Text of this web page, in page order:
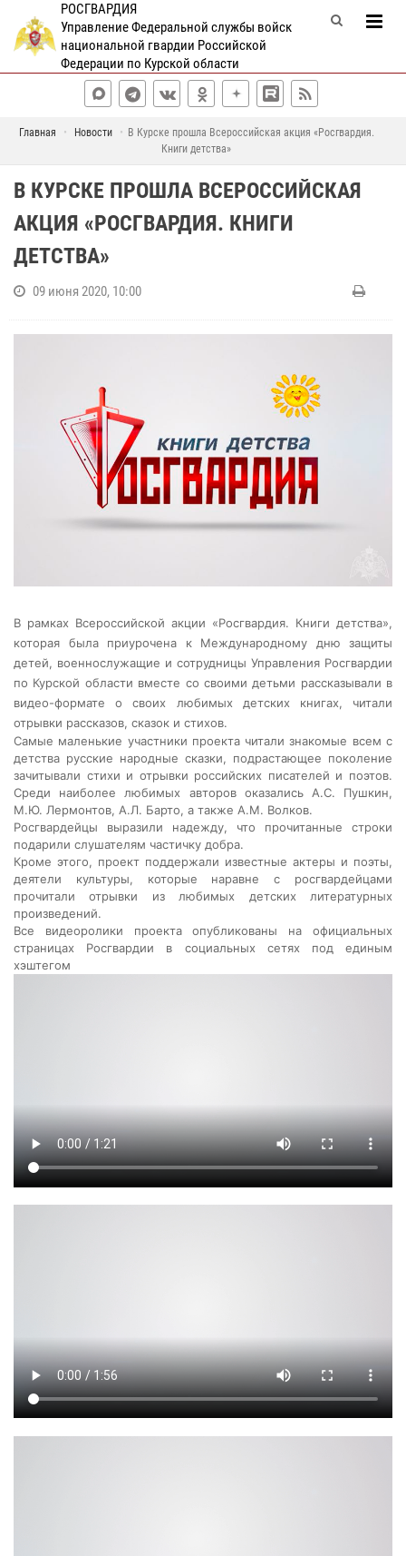
РОСГВАРДИЯ
Управление Федеральной службы войск
национальной гвардии Российской
Федерации по Курской области
Главная Новости
В Курске прошла Всероссийская акция «Росгвардия.
Книги детства»
В КУРСКЕ ПРОШЛА ВСЕРОССИЙСКАЯ
АКЦИЯ «РОСГВАРДИЯ. КНИГИ
ДЕТСТВА»
09 июня 2020, 10:00
В рамках Всероссийской акции «Росгвардия. Книги детства»,
которая была приурочена к Международному дню защиты
детей, военнослужащие и сотрудницы Управления Росгвардии
по Курской области вместе со своими детьми рассказывали в
видео-формате о своих любимых детских книгах, читали
отрывки рассказов, сказок и стихов.
Самые маленькие участники проекта читали знакомые всем с
детства русские народные сказки, подрастающее поколение
зачитывали стихи и отрывки российских писателей и поэтов.
Среди наиболее любимых авторов оказались А.С. Пушкин,
М.Ю. Лермонтов, А.Л. Барто, а также А.М. Волков.
Росгвардейцы выразили надежду, что прочитанные строки
подарили слушателям частичку добра.
Кроме этого, проект поддержали известные актеры и поэты,
деятели культуры, которые наравне с росгвардейцами
прочитали отрывки из любимых детских литературных
произведений.
Все видеоролики проекта опубликованы на официальных
страницах Росгвардии в социальных сетях под единым
хэштегом